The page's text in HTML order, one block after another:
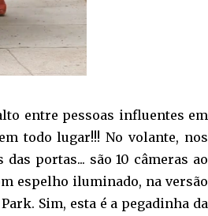
entre pessoas influentes em
todo lugar!!! No volante, nos
portas... são 10 câmeras ao
espelho iluminado, na versão
Sim, esta é a pegadinha da